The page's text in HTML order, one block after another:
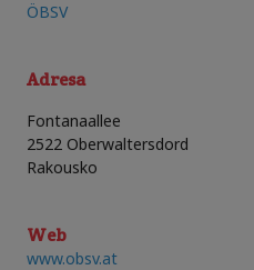
ÖBSV
Adresa
Fontanaallee
2522 Oberwaltersdord
Rakousko
Web
www.obsv.at